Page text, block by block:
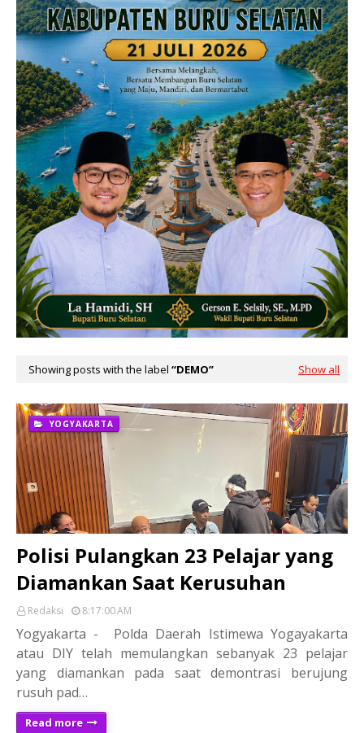
Showing posts with the label DEMO Show all
YOGYAKARTA
Polisi Pulangkan 23 Pelajar yang
Diamankan Saat Kerusuhan
Redaksi 8:17:00 AM
Yogyakarta - Polda Daerah Istimewa Yogayakarta
atau DIY telah memulangkan sebanyak 23 pelajar
yang diamankan pada saat demontrasi berujung
rusuh pad…
Read more